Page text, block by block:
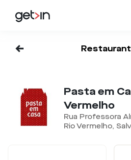
<-
Pasta em
Vermelho
Rua Professora
Rio Vermelho,